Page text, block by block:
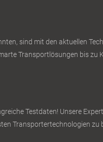
sind mit den aktuellen
Transportlösungen bis
Testdaten! Unsere
Transportertechnologien